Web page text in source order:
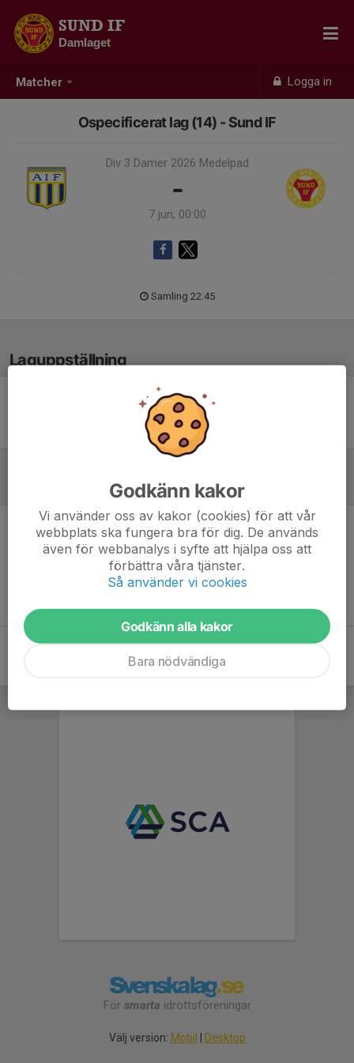
Matcher Logga in
SUND IF
Damlaget
Ospecificerat lag (14) - Sund IF
Div 3 Damer 2026 Medelpad
-
7 jun, 00:00
Samling 22:45
Laguppställning
Ingen uppställning ifylld
Inget referat skrivet
För smarta idrottsföreningar
Välj version: Mobil Desktop
Godkänn kakor
Vi använder oss av kakor (cookies) för att vår
webbplats ska fungera bra för dig. De används
även för webbanalys i syfte att hjälpa oss att
förbättra våra tjänster.
Så använder vi cookies
Godkänn alla kakor
Bara nödvändiga